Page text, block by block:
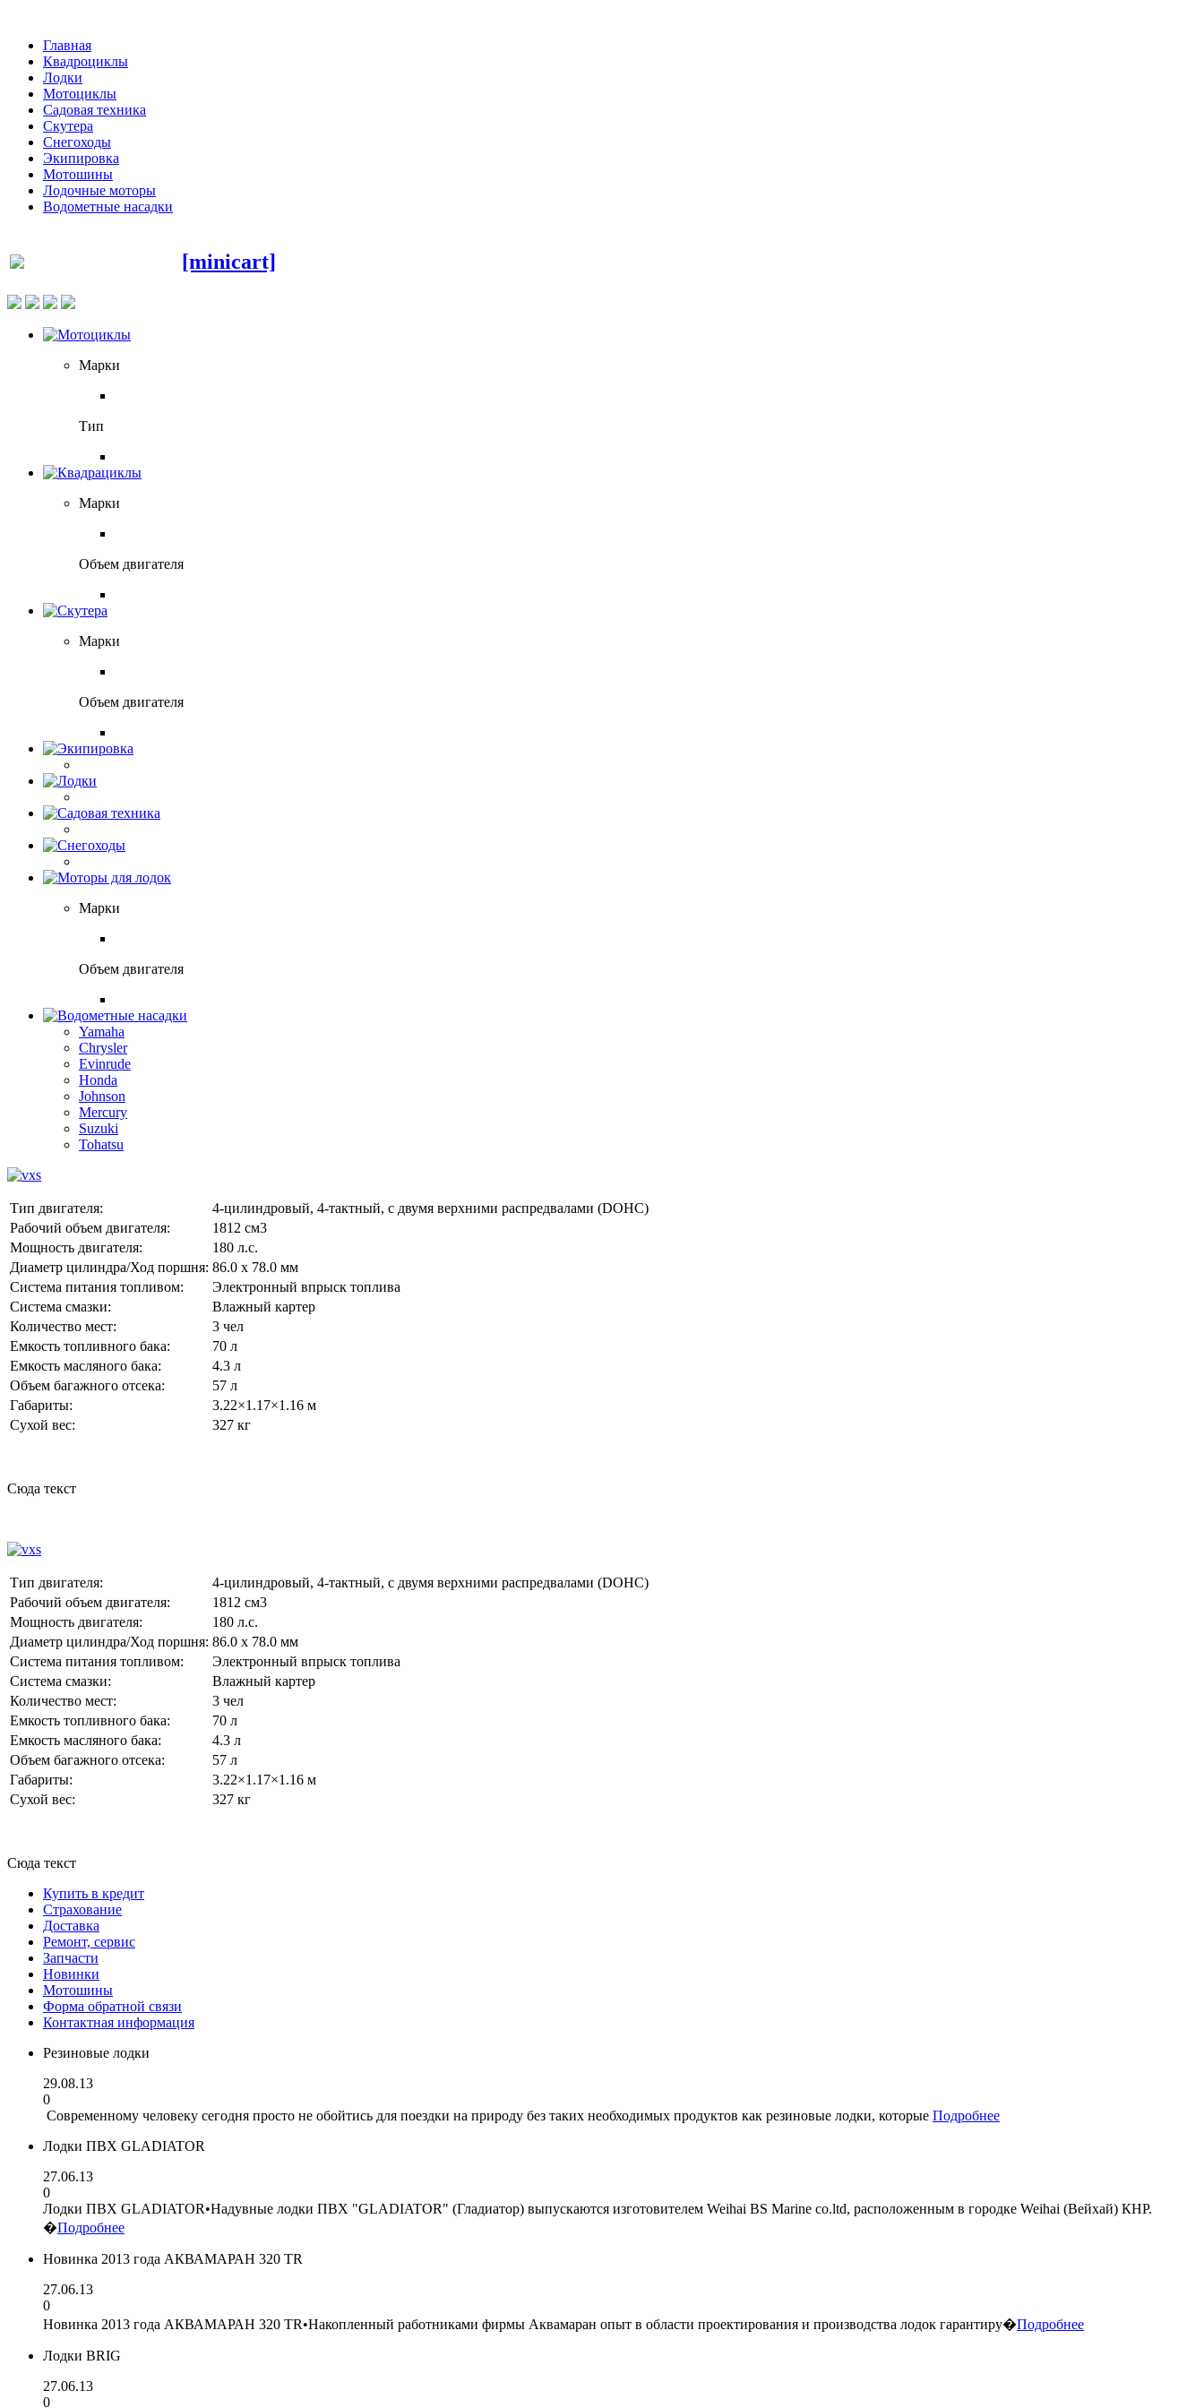
Главная
Квадроциклы
Лодки
Мотоциклы
Садовая техника
Скутера
Снегоходы
Экипировка
Мотошины
Лодочные моторы
Водометные насадки
[minicart]
Марки
Тип
Марки
Объем двигателя
Марки
Объем двигателя
Марки
Объем двигателя
Yamaha
Chrysler
Evinrude
Honda
Johnson
Mercury
Suzuki
Tohatsu
Тип двигателя:
4-цилиндровый, 4-тактный, с двумя верхними распредвалами (DOHC)
Рабочий объем двигателя:
1812 см3
Мощность двигателя:
180 л.с.
Диаметр цилиндра/Ход поршня: 86.0 x 78.0 мм
Система питания топливом:
Электронный впрыск топлива
Система смазки:
Влажный картер
Количество мест:
3 чел
Емкость топливного бака:
70 л
Емкость масляного бака:
4.3 л
Объем багажного отсека:
57 л
Габариты:
3.22×1.17×1.16 м
Сухой вес:
327 кг
Сюда текст
Тип двигателя:
4-цилиндровый, 4-тактный, с двумя верхними распредвалами (DOHC)
Рабочий объем двигателя:
1812 см3
Мощность двигателя:
180 л.с.
Диаметр цилиндра/Ход поршня: 86.0 x 78.0 мм
Система питания топливом:
Электронный впрыск топлива
Система смазки:
Влажный картер
Количество мест:
3 чел
Емкость топливного бака:
70 л
Емкость масляного бака:
4.3 л
Объем багажного отсека:
57 л
Габариты:
3.22×1.17×1.16 м
Сухой вес:
327 кг
Сюда текст
Купить в кредит
Страхование
Доставка
Ремонт, сервис
Запчасти
Новинки
Мотошины
Форма обратной связи
Контактная информация
Резиновые лодки
29.08.13
0
Современному человеку сегодня просто не обойтись для поездки на природу без таких необходимых продуктов как резиновые лодки, которые Подробнее
Лодки ПВХ GLADIATOR
27.06.13
0
Лодки ПВХ GLADIATOR•Надувные лодки ПВХ "GLADIATOR" (Гладиатор) выпускаются изготовителем Weihai BS Marine co.ltd, расположенным в городке Weihai (Вейхай) КНР.
�Подробнее
Новинка 2013 года АКВАМАРАН 320 ТR
27.06.13
0
Новинка 2013 года АКВАМАРАН 320 ТR•Накопленный работниками фирмы Аквамаран опыт в области проектирования и производства лодок гарантиру�Подробнее
Лодки BRIG
27.06.13
0